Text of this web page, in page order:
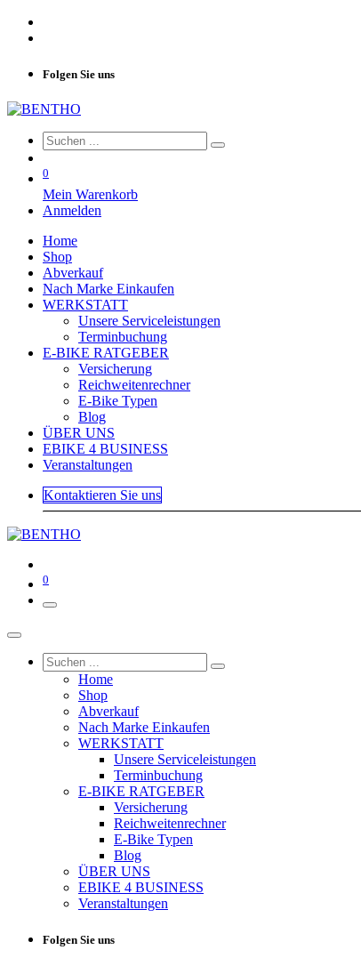
Folgen Sie uns
0
Mein Warenkorb
Anmelden
Home
Shop
Abverkauf
Nach Marke Einkaufen
WERKSTATT
Unsere Serviceleistungen
Terminbuchung
E-BIKE RATGEBER
Versicherung
Reichweitenrechner
E-Bike Typen
Blog
ÜBER UNS
EBIKE 4 BUSINESS
Veranstaltungen
Kontaktieren Sie uns
0
Home
Shop
Abverkauf
Nach Marke Einkaufen
WERKSTATT
Unsere Serviceleistungen
Terminbuchung
E-BIKE RATGEBER
Versicherung
Reichweitenrechner
E-Bike Typen
Blog
ÜBER UNS
EBIKE 4 BUSINESS
Veranstaltungen
Folgen Sie uns